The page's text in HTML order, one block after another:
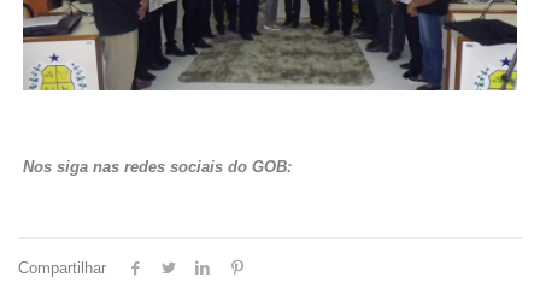
Nos siga nas redes sociais do GOB:
Compartilhar